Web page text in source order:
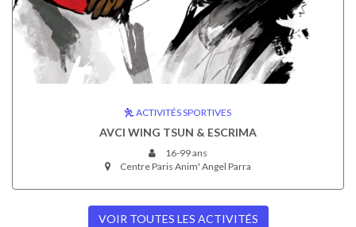
ACTIVITÉS SPORTIVES
AVCI WING TSUN & ESCRIMA
16-99 ans
Centre Paris Anim' Angel Parra
VOIR TOUTES LES ACTIVITÉS